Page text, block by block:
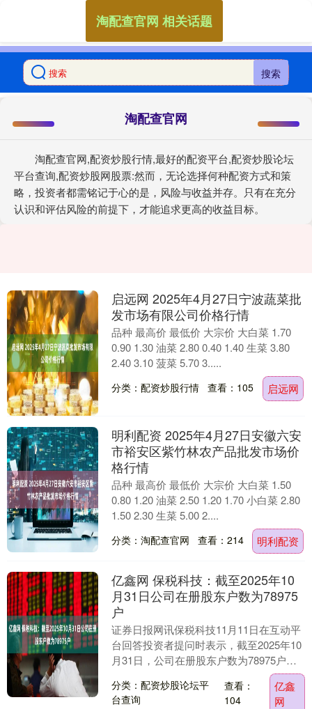
搜索
淘配查官网
淘配查官网,配资炒股行情,最好的配资平台,配资炒股论坛
平台查询,配资炒股网股票:然而，无论选择何种配资方式和策
略，投资者都需铭记于心的是，风险与收益并存。只有在充分
认识和评估风险的前提下，才能追求更高的收益目标。
淘配查官网 相关话题
启远网 2025年4月27日宁波蔬菜批
发市场有限公司价格行情
品种 最高价 最低价 大宗价 大白菜 1.70
0.90 1.30 油菜 2.80 0.40 1.40 生菜 3.80
2.40 3.10 菠菜 5.70 3.....
分类：配资炒股行情 查看：105 启远网
明利配资 2025年4月27日安徽六安
市裕安区紫竹林农产品批发市场价
格行情
品种 最高价 最低价 大宗价 大白菜 1.50
0.80 1.20 油菜 2.50 1.20 1.70 小白菜 2.80
1.50 2.30 生菜 5.00 2....
分类：淘配查官网 查看：214 明利配资
亿鑫网 保税科技：截至2025年10
月31日公司在册股东户数为78975
户
证券日报网讯保税科技11月11日在互动平
台回答投资者提问时表示，截至2025年10
月31日，公司在册股东户数为78975户。
股东人数随着交易实时更新，请审慎正
确....
分类：配资炒股论坛平
台查询
查看：
104
亿鑫
网